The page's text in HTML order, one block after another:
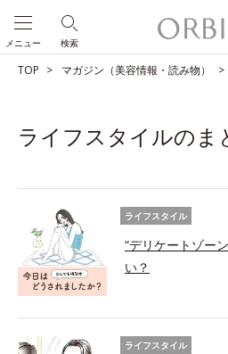
検索
メニュー
TOP マガジン（美容情報・読み物）
ライフスタイルのま
ライフスタイル
“デリケートゾー
い？
ライフスタイル